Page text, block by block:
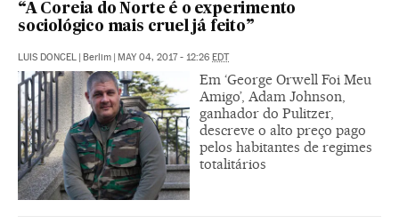
“A Coreia do Norte é o experimento
sociológico mais cruel já feito”
LUIS DONCEL | Berlim | MAY 04, 2017 - 12:26 EDT
Em ‘George Orwell Foi Meu
Amigo’, Adam Johnson,
ganhador do Pulitzer,
descreve o alto preço pago
pelos habitantes de regimes
totalitários